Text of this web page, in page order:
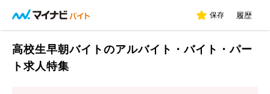
保存 履歴
高校生早朝バイトのアルバイト・バイト・パー
ト求人特集